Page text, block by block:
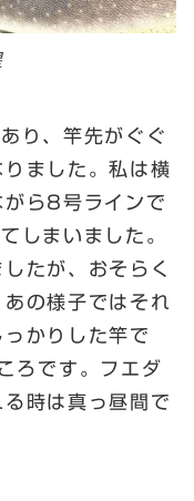
り、竿先がぐぐ
ました。私は横
がら8号ラインで
しまいました。
たが、おそらく
の様子ではそれ
かりした竿で
ろです。フエダ
時は真っ昼間で